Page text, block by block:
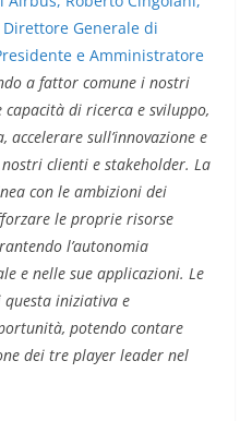
Generale di
e Amministratore
a fattor comune i nostri
di ricerca e sviluppo,
sull’innovazione e
clienti e stakeholder. La
con le ambizioni dei
le proprie risorse
l’autonomia
e nelle sue applicazioni. Le
iniziativa e
potendo contare
dei tre player leader nel